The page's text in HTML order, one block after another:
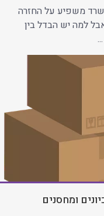
משפיע על החזרה
למה יש הבדל בין
ומחסנים